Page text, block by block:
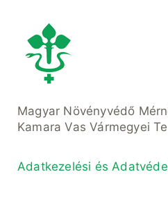
Magyar Növényvédő
Kamara Vas Vármegyei
Adatkezelési és